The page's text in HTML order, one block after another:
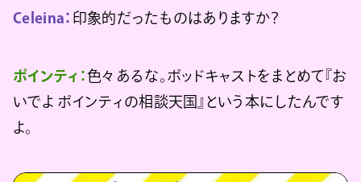
Celeina： 印象的だったものはありますか？
ポインティ：色々あるな。ポッドキャストをまとめて『お
いでよ ポインティの相談天国』という本にしたんです
よ。